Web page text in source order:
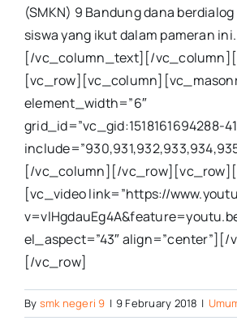
(SMKN) 9 Bandung dana
siswa yang ikut dalam pameran ini.
[/vc_column_text][/
element_width=”6″
grid_id=”vc_gid:1518161694288-
[/vc_column][/
[vc_video link=”https://
el_aspect=”43″ align=”center”][/
[/vc_row]
By smk negeri 9 | 9 February 2018 |